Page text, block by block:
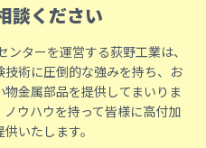
談ください
ターを運営する荻野工業は、
術に圧倒的な強みを持ち、お
金属部品を提供してまいりま
ウハウを持って皆様に高付加
いたします。